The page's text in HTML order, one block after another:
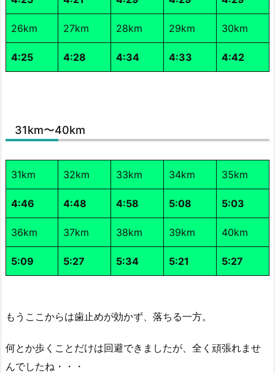
26km 27km 28km 29km 30km
4:25 4:28 4:34 4:33 4:42
31km〜40km
31km 32km 33km 34km 35km
4:46 4:48 4:58 5:08 5:03
36km 37km 38km 39km 40km
5:09 5:27 5:34 5:21 5:27
もうここからは歯止めが効かず、落ちる一方。
何とか歩くことだけは回避できましたが、全く頑張れませ
んでしたね・・・